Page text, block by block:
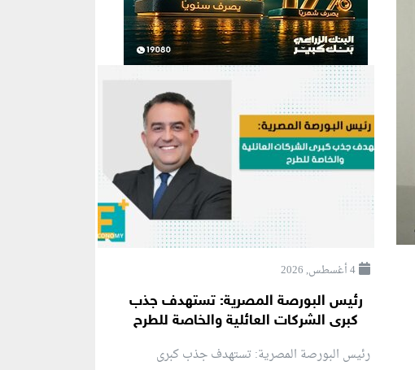
4 أغسطس, 2026
رئيس البورصة المصرية: تستهدف جذب
كبرى الشركات العائلية والخاصة للطرح
رئيس البورصة المصرية: تستهدف جذب كبرى